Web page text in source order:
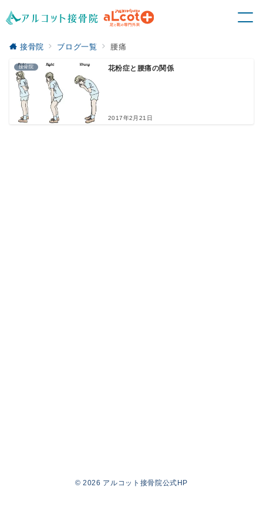
接骨院 ブログ一覧 腰痛
接骨院 花粉症と腰痛の関係
2017年2月21日
© 2026 アルコット接骨院公式HP